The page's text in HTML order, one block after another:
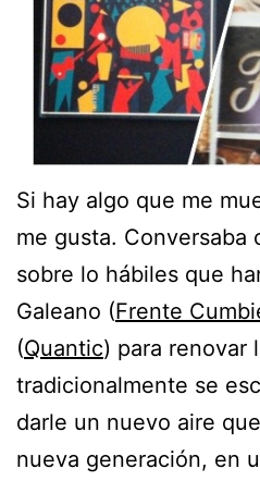
Si hay algo que me
me gusta. Conversaba
sobre lo hábiles que
Galeano (Frente
(Quantic) para renovar
tradicionalmente se
darle un nuevo aire
nueva generación, en